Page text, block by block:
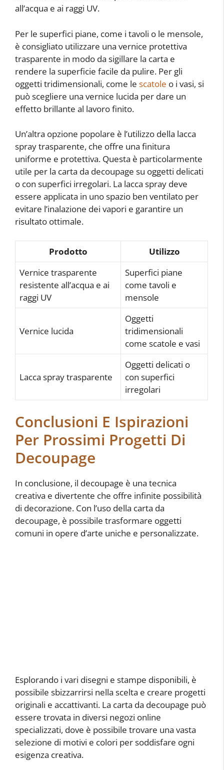
all’acqua e ai raggi UV.
Per le superfici piane, come i tavoli o le mensole,
è consigliato utilizzare una vernice protettiva
trasparente in modo da sigillare la carta e
rendere la superficie facile da pulire. Per gli
oggetti tridimensionali, come le scatole o i vasi, si
può scegliere una vernice lucida per dare un
effetto brillante al lavoro finito.
Un’altra opzione popolare è l’utilizzo della lacca
spray trasparente, che offre una finitura
uniforme e protettiva. Questa è particolarmente
utile per la carta da decoupage su oggetti delicati
o con superfici irregolari. La lacca spray deve
essere applicata in uno spazio ben ventilato per
evitare l’inalazione dei vapori e garantire un
risultato ottimale.
Prodotto
Utilizzo
Vernice trasparente
resistente all’acqua e ai
raggi UV
Superfici piane
come tavoli e
mensole
Vernice lucida
Oggetti
tridimensionali
come scatole e vasi
Lacca spray trasparente
Oggetti delicati o
con superfici
irregolari
Conclusioni E Ispirazioni
Per Prossimi Progetti Di
Decoupage
In conclusione, il decoupage è una tecnica
creativa e divertente che offre infinite possibilità
di decorazione. Con l’uso della carta da
decoupage, è possibile trasformare oggetti
comuni in opere d’arte uniche e personalizzate.
Esplorando i vari disegni e stampe disponibili, è
possibile sbizzarrirsi nella scelta e creare progetti
originali e accattivanti. La carta da decoupage può
essere trovata in diversi negozi online
specializzati, dove è possibile trovare una vasta
selezione di motivi e colori per soddisfare ogni
esigenza creativa.